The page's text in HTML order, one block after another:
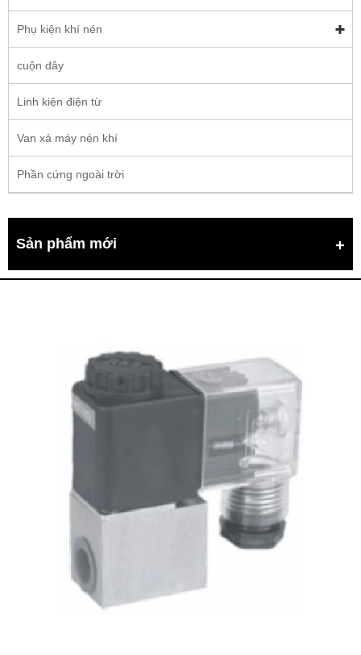
Phụ kiện khí nén
cuộn dây
Linh kiện điện từ
Van xả máy nén khí
Phần cứng ngoài trời
Sản phẩm mới